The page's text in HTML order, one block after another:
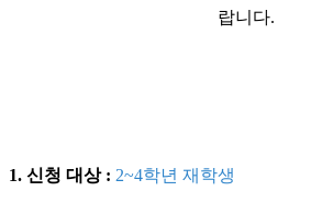
랍니다.
1. 신청 대상 : 2~4학년 재학생